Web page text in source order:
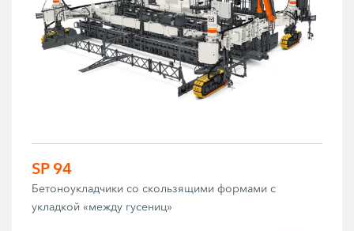
SP 94
Бетоноукладчики со скользящими формами с
укладкой «между гусениц»